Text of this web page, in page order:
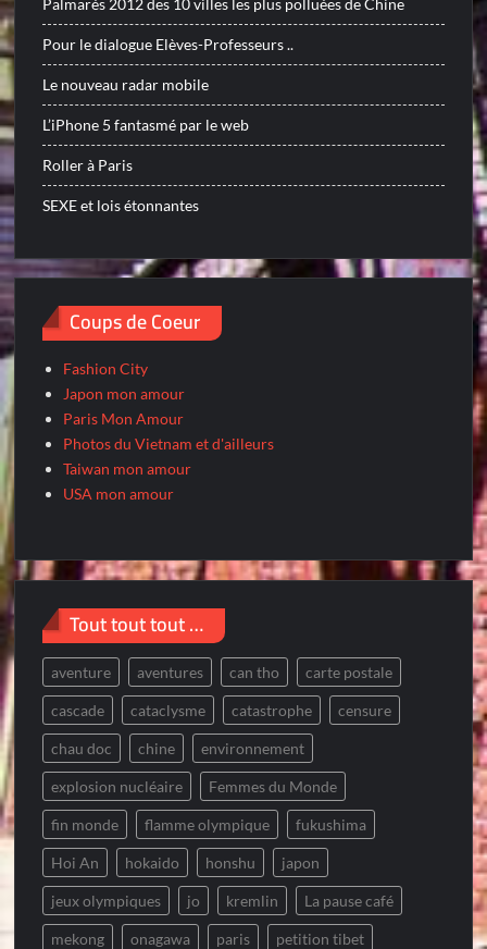
Pour le dialogue Elèves-Professeurs ..
Le nouveau radar mobile
L’iPhone 5 fantasmé par le web
Roller à Paris
SEXE et lois étonnantes
Coups de Coeur
Fashion City
Japon mon amour
Paris Mon Amour
Photos du Vietnam et d'ailleurs
Taiwan mon amour
USA mon amour
Tout tout tout …
aventure aventures can tho carte postale
cascade cataclysme catastrophe censure
chau doc chine environnement
explosion nucléaire Femmes du Monde
fin monde flamme olympique fukushima
Hoi An hokaido honshu japon
jeux olympiques jo kremlin La pause café
mekong onagawa paris petition tibet